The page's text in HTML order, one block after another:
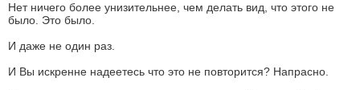
Нет ничего более унизительнее, чем делать вид, что этого не
было. Это было.
И даже не один раз.
И Вы искренне надеетесь что это не повторится? Напрасно.